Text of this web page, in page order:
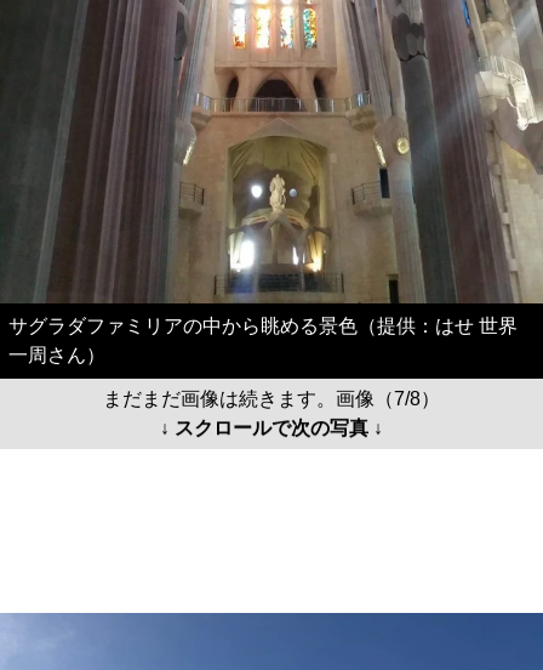
サグラダファミリアの中から眺める景色（提供：はせ 世界
一周さん）
まだまだ画像は続きます。画像（7/8）
↓ スクロールで次の写真 ↓